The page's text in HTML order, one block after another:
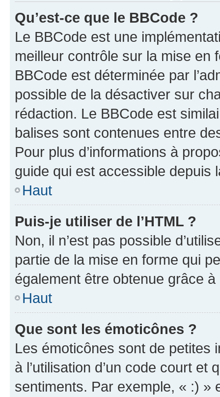
Qu’est-ce que le BBCode ?
Le BBCode est une
meilleur contrôle sur la mise en
BBCode est déterminée par
possible de la désactiver sur
rédaction. Le BBCode est
balises sont contenues entre
Pour plus d’informations à
guide qui est accessible depuis
Haut
Puis-je utiliser de l’HTML ?
Non, il n’est pas possible
partie de la mise en forme qui
également être obtenue grâce à
Haut
Que sont les émoticônes ?
Les émoticônes sont de petites
à l’utilisation d’un code court et
sentiments. Par exemple, « :) »